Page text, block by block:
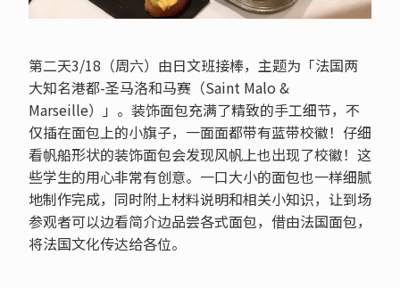
第二天3/18（周六）由日文班接棒，主题为「法国两
大知名港都-圣马洛和马赛（Saint Malo &
Marseille）」。装饰面包充满了精致的手工细节，不
仅插在面包上的小旗子，一面面都带有蓝带校徽！仔细
看帆船形状的装饰面包会发现风帆上也出现了校徽！这
些学生的用心非常有创意。一口大小的面包也一样细腻
地制作完成，同时附上材料说明和相关小知识，让到场
参观者可以边看简介边品尝各式面包，借由法国面包，
将法国文化传达给各位。